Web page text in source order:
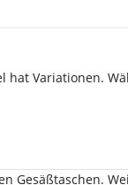
hat Variationen.
Gesäßtaschen.